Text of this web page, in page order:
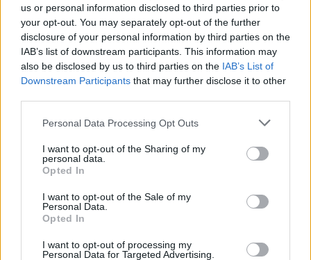
us or personal information disclosed to third parties prior to
your opt-out. You may separately opt-out of the further
disclosure of your personal information by third parties on the
IAB’s list of downstream participants. This information may
also be disclosed by us to third parties on the IAB’s List of
Downstream Participants that may further disclose it to other
Personal Data Processing Opt Outs
I want to opt-out of the Sharing of my
personal data.
Opted In
I want to opt-out of the Sale of my
Personal Data.
Opted In
I want to opt-out of processing my
Personal Data for Targeted Advertising.